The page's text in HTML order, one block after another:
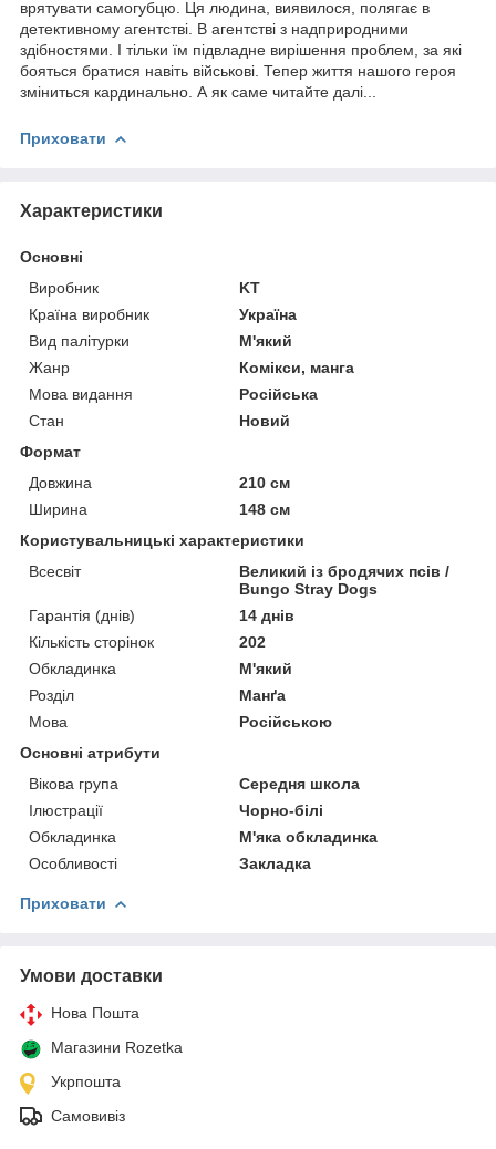
врятувати самогубцю. Ця людина, виявилося, полягає в
детективному агентстві. В агентстві з надприродними
здібностями. І тільки їм підвладне вирішення проблем, за які
бояться братися навіть військові. Тепер життя нашого героя
зміниться кардинально. А як саме читайте далі...
Приховати
Характеристики
Основні
Виробник
KT
Країна виробник
Україна
Вид палітурки
М'який
Жанр
Комікси, манга
Мова видання
Російська
Стан
Новий
Формат
Довжина
210 см
Ширина
148 см
Користувальницькі характеристики
Всесвіт
Великий із бродячих псів /
Bungo Stray Dogs
Гарантія (днів)
14 днів
Кількість сторінок
202
Обкладинка
М'який
Розділ
Манґа
Мова
Російською
Основні атрибути
Вікова група
Середня школа
Ілюстрації
Чорно-білі
Обкладинка
М'яка обкладинка
Особливості
Закладка
Приховати
Умови доставки
Нова Пошта
Магазини Rozetka
Укрпошта
Самовивіз